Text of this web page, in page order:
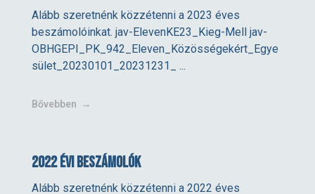
Alább szeretnénk közzétenni a 2023 éves
beszámolóinkat. jav-ElevenKE23_Kieg-Mell jav-
OBHGEPI_PK_942_Eleven_Közösségekért_Egye
sület_20230101_20231231_ ...
Bővebben
2022 évi beszámolók
Alább szeretnénk közzétenni a 2022 éves